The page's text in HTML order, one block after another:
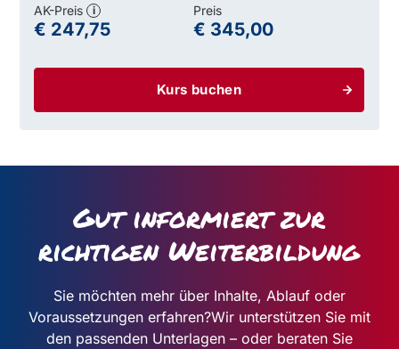
Kurs buchen
AK-Preis i
€ 247,75
Preis
€ 345,00
Gut informiert zur
richtigen Weiterbildung
Sie möchten mehr über Inhalte, Ablauf oder
Voraussetzungen erfahren?Wir unterstützen Sie mit
den passenden Unterlagen – oder beraten Sie